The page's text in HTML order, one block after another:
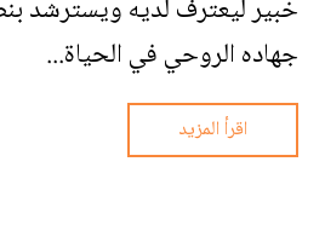
خبير ليعترف لديه ويسترشد
جهاده الروحي في الحياة...
اقرأ المزيد